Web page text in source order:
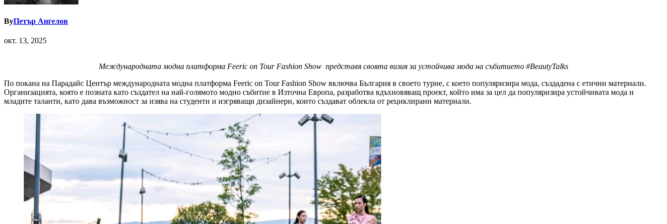
ByПетър Ангелов
окт. 13, 2025
Международната модна платформа Feeric on Tour Fashion Show представя своята визия за устойчива мода на събитието #BeautyTalks
По покана на Парадайс Център международната модна платформа Feeric on Tour Fashion Show включва България в своето турне, с което популяризира мода, създадена с етични материали.
Организацията, която е позната като създател на най-голямото модно събитие в Източна Европа, разработва вдъхновяващ проект, който има за цел да популяризира устойчивата мода и
младите таланти, като дава възможност за изява на студенти и изгряващи дизайнери, които създават облекла от рециклирани материали.